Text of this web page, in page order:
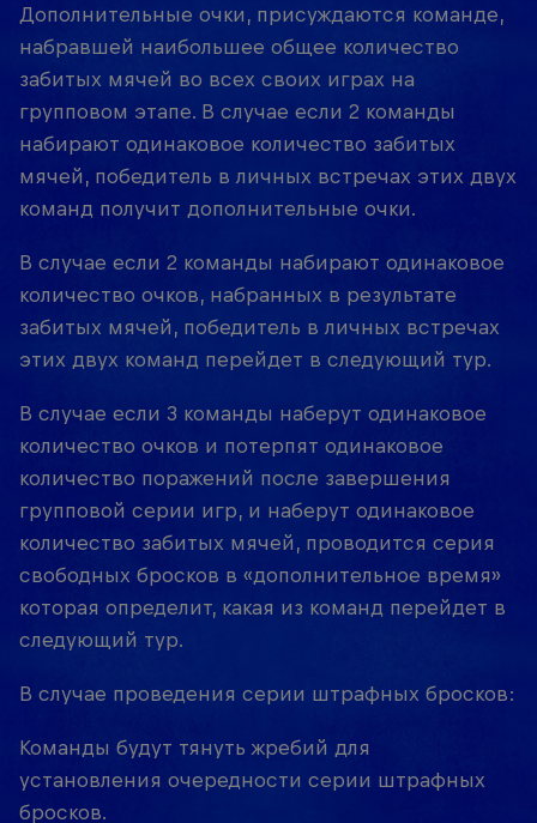
Дополнительные очки, присуждаются команде,
набравшей наибольшее общее количество
забитых мячей во всех своих играх на
групповом этапе. В случае если 2 команды
набирают одинаковое количество забитых
мячей, победитель в личных встречах этих двух
команд получит дополнительные очки.
В случае если 2 команды набирают одинаковое
количество очков, набранных в результате
забитых мячей, победитель в личных встречах
этих двух команд перейдет в следующий тур.
В случае если 3 команды наберут одинаковое
количество очков и потерпят одинаковое
количество поражений после завершения
групповой серии игр, и наберут одинаковое
количество забитых мячей, проводится серия
свободных бросков в «дополнительное время»
которая определит, какая из команд перейдет в
следующий тур.
В случае проведения серии штрафных бросков:
Команды будут тянуть жребий для
установления очередности серии штрафных
бросков.